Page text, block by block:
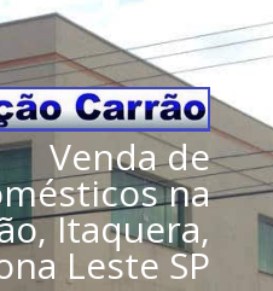
Venda de
na
Itaquera,
Leste SP